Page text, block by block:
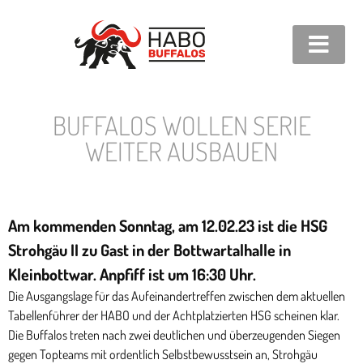
BUFFALOS WOLLEN SERIE
WEITER AUSBAUEN
Am kommenden Sonntag, am 12.02.23 ist die HSG
Strohgäu II zu Gast in der Bottwartalhalle in
Kleinbottwar. Anpfiff ist um 16:30 Uhr.
Die Ausgangslage für das Aufeinandertreffen zwischen dem aktuellen
Tabellenführer der HABO und der Achtplatzierten HSG scheinen klar.
Die Buffalos treten nach zwei deutlichen und überzeugenden Siegen
gegen Topteams mit ordentlich Selbstbewusstsein an, Strohgäu